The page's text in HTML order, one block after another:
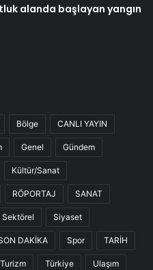
alanda başlayan yangın
Bölge CANLI YAYIN
Genel Gündem
Kültür/Sanat
RÖPORTAJ SANAT
Sektörel Siyaset
DAKİKA Spor TARİH
Turizm Türkiye Ulaşım